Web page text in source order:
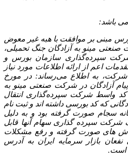
باشد:
مبنی بر موافقت با هبه غیر معوض
صنعتی مینو به آزادگان جنگ تحمیلی،
سپرده‌گذاری سازمان بورس و
اعم از ارائه اطلاعات مورد نیاز
به اطلاع می‌رساند: در مورخ
پیام آزادگان در شرکت صنعتی مینو به
کد واسط شرکت سپرده‌گذاری انتقال
که کد بورسی داشته اند و ثبت نام
سجام صورت گرفته بود و به دلیل
شرکت سپرده گذاری سهام آنها قابل
های صورت گرفته و رفع مشکلات
بازار سرمایه ایران به آدرس